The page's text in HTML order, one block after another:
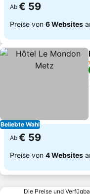
Ab € 59
Preise von 6 Websites
Beliebte Wahl
Ab € 59
Preise von 4 Websites
Die Preise und